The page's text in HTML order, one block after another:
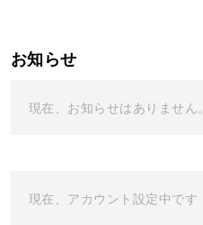
お知らせ
現在、お知らせはありません。
現在、アカウント設定中です